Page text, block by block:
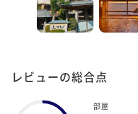
レビューの総合点
部屋